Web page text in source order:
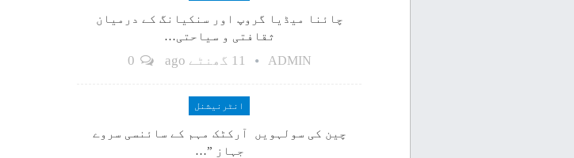
چائنا میڈیا گروپ اور سنکیانگ کے درمیان
ثقافتی و سیاحتی…
ADMIN 11 گھنٹے ago
انٹرنیشنل
چین کی سولہویں آرکٹک مہم کے سائنسی سروے
جہاز ”…